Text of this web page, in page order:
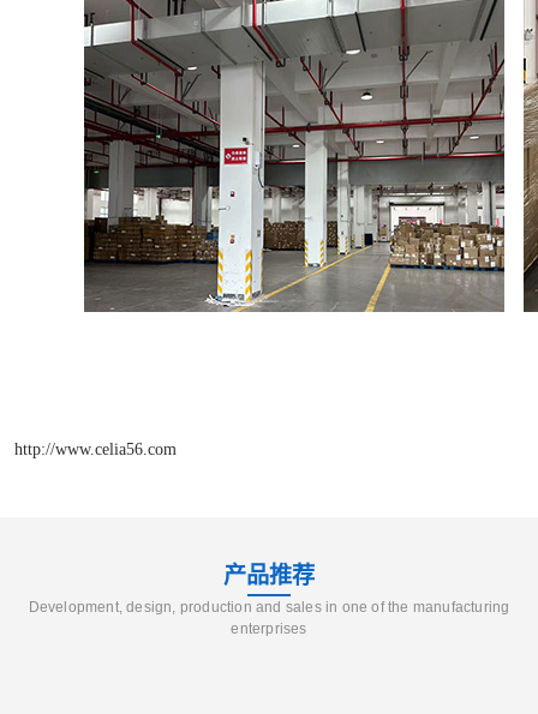
http://www.celia56.com
产品推荐
Development, design, production and sales in one of the manufacturing
enterprises